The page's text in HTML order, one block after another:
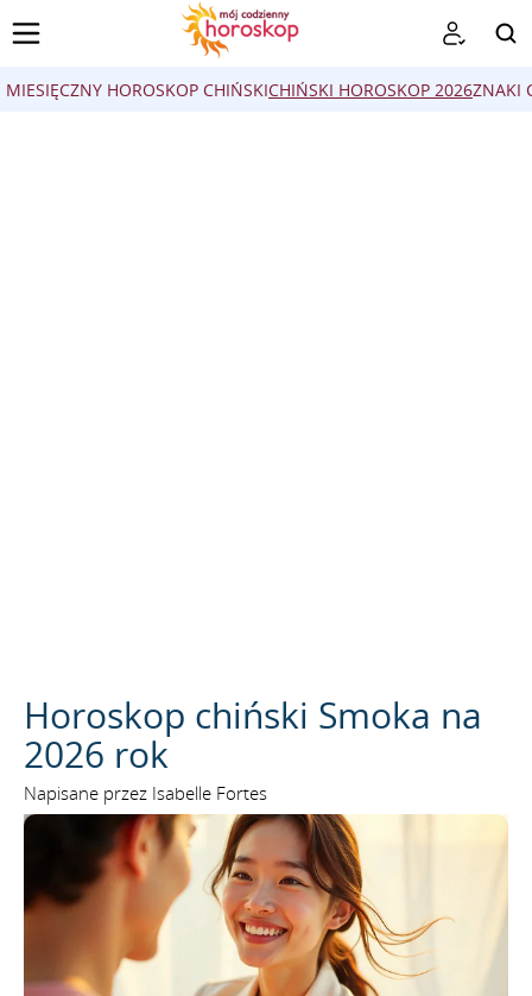
MIESIĘCZNY HOROSKOP CHIŃSKICHIŃSKI HOROSKOP 2026ZNAKI
Horoskop chiński Smoka na
2026 rok
Napisane przez Isabelle Fortes